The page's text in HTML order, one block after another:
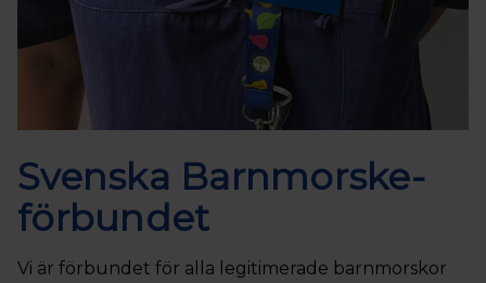
Svenska Barnmorske­
förbundet
Vi är förbundet för alla legitimerade barnmorskor